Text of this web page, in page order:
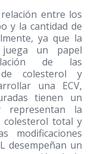
entre los
y la cantidad de
ya que la
un papel
de las
de colesterol y
una ECV,
tienen un
representan la
colesterol total y
modificaciones
desempeñan un